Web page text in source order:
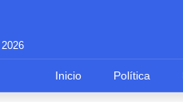
Inicio Política